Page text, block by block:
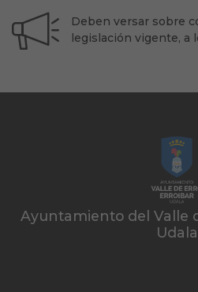
Deben versar sobre
legislación vigente, a
Ayuntamiento del Valle
Udala